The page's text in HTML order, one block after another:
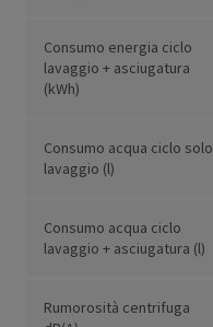
Consumo energia ciclo
lavaggio + asciugatura
(kWh)
Consumo acqua ciclo solo
lavaggio (l)
Consumo acqua ciclo
lavaggio + asciugatura (l)
Rumorosità centrifuga